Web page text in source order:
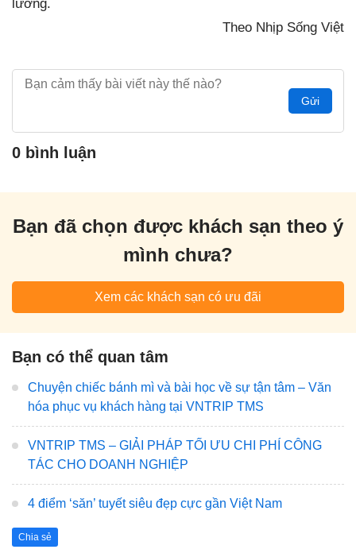
lương.
Theo Nhịp Sống Việt
Gửi
0 bình luận
Bạn đã chọn được khách sạn theo ý
mình chưa?
Xem các khách sạn có ưu đãi
Bạn có thể quan tâm
Chuyện chiếc bánh mì và bài học về sự tận tâm – Văn
hóa phục vụ khách hàng tại VNTRIP TMS
VNTRIP TMS – GIẢI PHÁP TỐI ƯU CHI PHÍ CÔNG
TÁC CHO DOANH NGHIỆP
4 điểm ‘săn’ tuyết siêu đẹp cực gần Việt Nam
Chia sẻ